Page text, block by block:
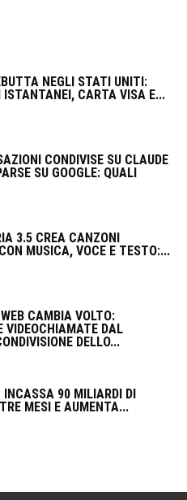
NEGLI STATI UNITI:
ISTANTANEI, CARTA VISA E...
CONDIVISE SU CLAUDE
SU GOOGLE: QUALI
3.5 CREA CANZONI
MUSICA, VOCE E TESTO:...
CAMBIA VOLTO:
VIDEOCHIAMATE DAL
DELLO...
INCASSA 90 MILIARDI DI
MESI E AUMENTA...